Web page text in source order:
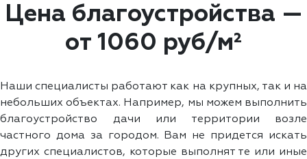
Цена благоустройства —
от 1060 руб/м²
Наши специалисты работают как на крупных, так и на
небольших объектах. Например, мы можем выполнить
благоустройство дачи или территории возле
частного дома за городом. Вам не придется искать
других специалистов, которые выполнят те или иные